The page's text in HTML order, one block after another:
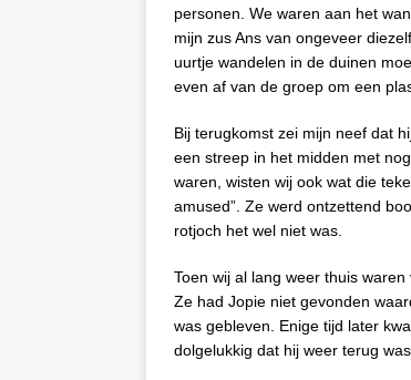
personen. We waren aan het
mijn zus Ans van ongeveer
uurtje wandelen in de duinen
even af van de groep om een
Bij terugkomst zei mijn neef dat
een streep in het midden met
waren, wisten wij ook wat die
amused”. Ze werd ontzettend
rotjoch het wel niet was.
Toen wij al lang weer thuis
Ze had Jopie niet gevonden
was gebleven. Enige tijd later
dolgelukkig dat hij weer terug